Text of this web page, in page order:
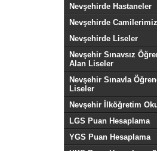
Nevşehirde Hastaneler
Nevşehirde Camilerimiz
Nevşehirde Liseler
Nevşehir Sınavsız
Alan Liseler
Nevşehir Sınavla
Liseler
Nevşehir İlköğretim
LGS Puan Hesaplama
YGS Puan Hesaplama